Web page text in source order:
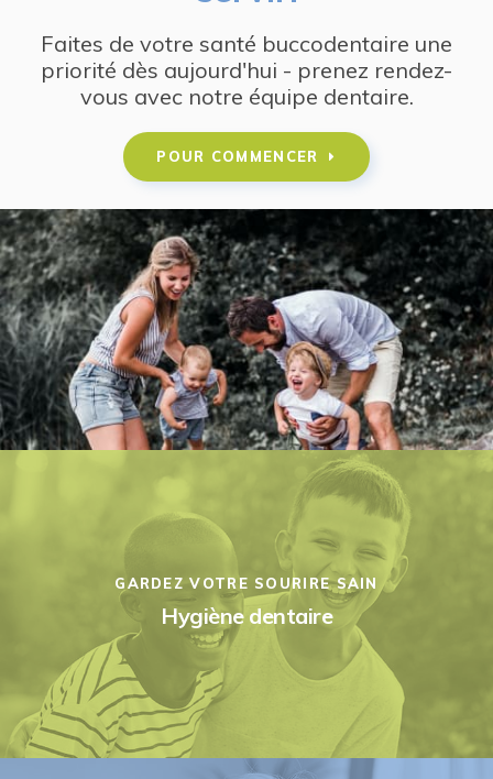
Faites de votre santé buccodentaire une
priorité dès aujourd'hui - prenez rendez-
vous avec notre équipe dentaire.
POUR COMMENCER
GARDEZ VOTRE SOURIRE SAIN
Hygiène dentaire